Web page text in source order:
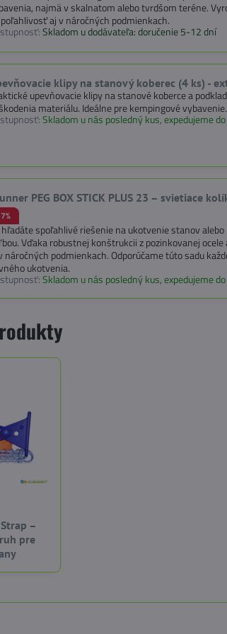
najmä v skalnatom alebo tvrdšom teréne.
aj v náročných podmienkach.
Skladom u dodávateľa: doručenie 5-12 dní
klipy na stanový koberec (4 ks) -
upevňovacie klipy na stanové koberce a
materiálu. Ideálne pre kempingové
Skladom u nás posledný kus, expedujeme
PEG BOX STICK PLUS 23 – svietiace
spoľahlivé riešenie na ukotvenie stanov alebo
Vďaka robustnej konštrukcii z pozinkovanej
náročných podmienkach. Odporúčame túto sadu
ukotvenia.
Skladom u nás posledný kus, expedujeme
–
pre